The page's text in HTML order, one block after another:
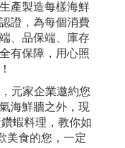
產製造每樣海鮮
證，為每個消費
、品保端、庫存
有保障，用心照
元家企業邀約您
海鮮牆之外，現
蝦料理，教你如
美食的您，一定